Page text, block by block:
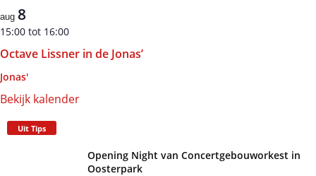
aug 8
15:00 tot 16:00
Octave Lissner in de Jonas’
Jonas'
Bekijk kalender
Uit Tips
Opening Night van Concertgebouworkest in
Oosterpark